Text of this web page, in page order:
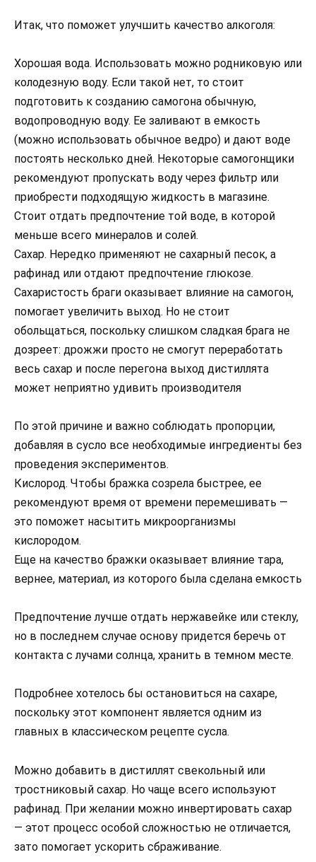
Итак, что поможет улучшить качество алкоголя:
Хорошая вода. Использовать можно родниковую или
колодезную воду. Если такой нет, то стоит
подготовить к созданию самогона обычную,
водопроводную воду. Ее заливают в емкость
(можно использовать обычное ведро) и дают воде
постоять несколько дней. Некоторые самогонщики
рекомендуют пропускать воду через фильтр или
приобрести подходящую жидкость в магазине.
Стоит отдать предпочтение той воде, в которой
меньше всего минералов и солей.
Сахар. Нередко применяют не сахарный песок, а
рафинад или отдают предпочтение глюкозе.
Сахаристость браги оказывает влияние на самогон,
помогает увеличить выход. Но не стоит
обольщаться, поскольку слишком сладкая брага не
дозреет: дрожжи просто не смогут переработать
весь сахар и после перегона выход дистиллята
может неприятно удивить производителя
По этой причине и важно соблюдать пропорции,
добавляя в сусло все необходимые ингредиенты без
проведения экспериментов.
Кислород. Чтобы бражка созрела быстрее, ее
рекомендуют время от времени перемешивать —
это поможет насытить микроорганизмы
кислородом.
Еще на качество бражки оказывает влияние тара,
вернее, материал, из которого была сделана емкость
Предпочтение лучше отдать нержавейке или стеклу,
но в последнем случае основу придется беречь от
контакта с лучами солнца, хранить в темном месте.
Подробнее хотелось бы остановиться на сахаре,
поскольку этот компонент является одним из
главных в классическом рецепте сусла.
Можно добавить в дистиллят свекольный или
тростниковый сахар. Но чаще всего используют
рафинад. При желании можно инвертировать сахар
— этот процесс особой сложностью не отличается,
зато помогает ускорить сбраживание.